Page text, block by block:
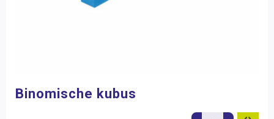
Binomische kubus